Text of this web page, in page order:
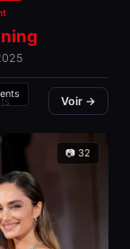
Voir →
📷 32